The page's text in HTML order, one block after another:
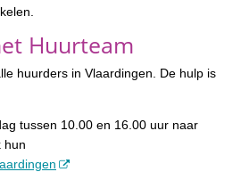
Huurteam
huurders in Vlaardingen. De hulp is
tussen 10.00 en 16.00 uur naar
hun